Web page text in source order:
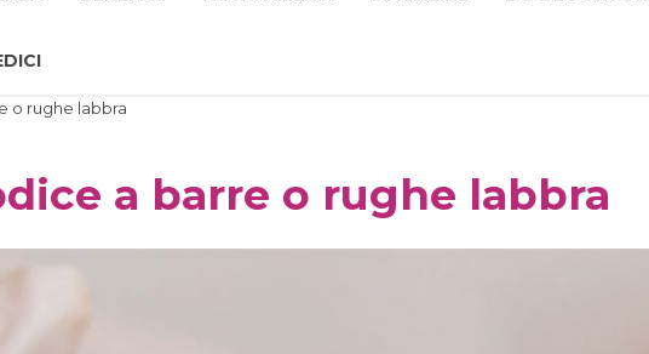
o rughe labbra
a barre o rughe labbra